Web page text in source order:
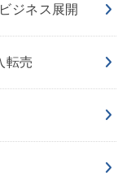
ジネス展開
転売